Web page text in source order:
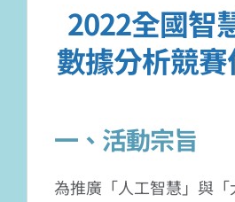
2022全國智
數據分析競
一、活動宗旨
為推廣「人工智慧」與